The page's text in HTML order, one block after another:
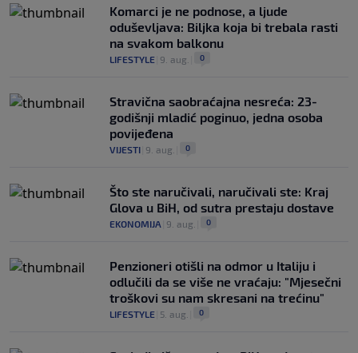
Komarci je ne podnose, a ljude
oduševljava: Biljka koja bi trebala rasti
na svakom balkonu
LIFESTYLE 9. aug. 0
Stravična saobraćajna nesreća: 23-
godišnji mladić poginuo, jedna osoba
povijeđena
VIJESTI 9. aug. 0
Što ste naručivali, naručivali ste: Kraj
Glova u BiH, od sutra prestaju dostave
EKONOMIJA 9. aug. 0
Penzioneri otišli na odmor u Italiju i
odlučili da se više ne vraćaju: "Mjesečni
troškovi su nam skresani na trećinu"
LIFESTYLE 5. aug. 0